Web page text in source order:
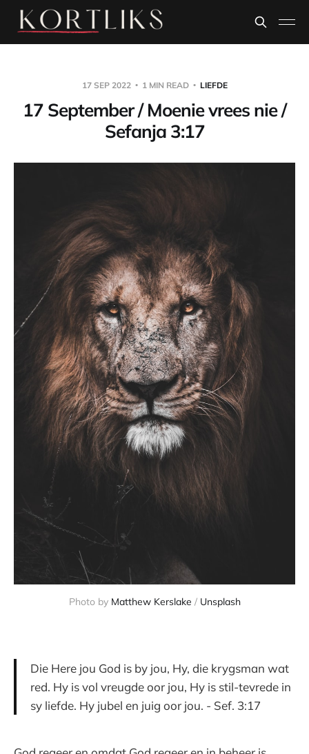
17 SEP 2022 1 MIN READ LIEFDE
17 September / Moenie vrees nie /
Sefanja 3:17
Photo by Matthew Kerslake / Unsplash
Die Here jou God is by jou, Hy, die krygsman wat
red. Hy is vol vreugde oor jou, Hy is stil-tevrede in
sy liefde. Hy jubel en juig oor jou. - Sef. 3:17